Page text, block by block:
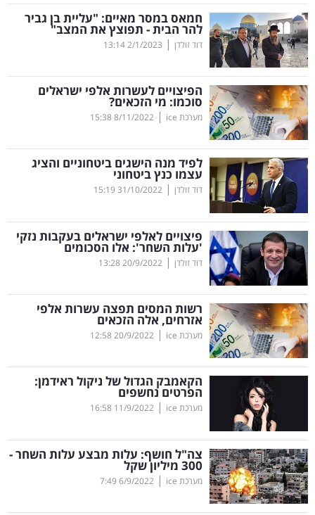
מדדים
ומחקרים
דעות
רכילות
עסקית
קריפטו
ויראלי
טלוויזיה
עסקי
ספורט
קריירה
ולימודים
מינויים
רייטינג
רכב
בריאות
תרבות
חמאס במסר מאיים: "עליית בן גביר
להר הבית - תפוצץ את המצב"
דוד זולדן |
2/1/2023
13:14
הפיצויים לעשרות אלפי ישראלים
סוכמו: מי הזכאים?
מערכת ice |
8/11/2022
15:38
לפיד מנה הישגים ביטחוניים והציג
עצמו כנץ ביטחוני
דוד זולדן |
31/10/2022
15:19
פיצויים לאלפי ישראלים בעקבות נזקי
'עלות השחר': אלו הסכומים
דוד זולדן |
20/9/2022
13:28
רשות המסים תפצה עשרות אלפי
אזרחים, אלה הזכאים
מערכת ice |
20/9/2022
12:58
הקאמבק הגדול של ניקול ראידמן:
הפרטים נחשפים
מערכת ice |
11/9/2022
16:58
צה"ל חושף: עלות מבצע עלות השחר -
300 מיליון שקל
מערכת ice |
6/9/2022
7:49